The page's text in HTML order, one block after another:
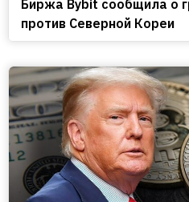
Биржа Bybit сообщила о
против Северной Кореи